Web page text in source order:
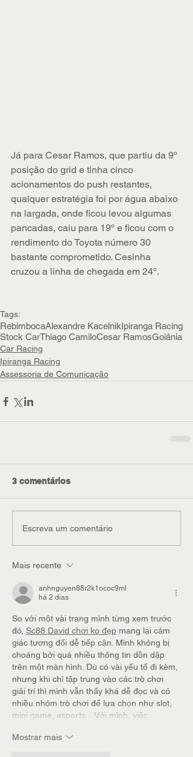
Já para Cesar Ramos, que partiu da 9º
posição do grid e tinha cinco
acionamentos do push restantes,
qualquer estratégia foi por água abaixo
na largada, onde ficou levou algumas
pancadas, caiu para 19º e ficou com o
rendimento do Toyota número 30
bastante comprometido. Cesinha
cruzou a linha de chegada em 24º.
Tags:
RebimbocaAlexandre KacelnikIpiranga Racing
Stock CarThiago CamiloCesar RamosGoiânia
Car Racing
Ipiranga Racing
Assessoria de Comunicação
3 comentários
Escreva um comentário
Mais recente
anhnguyen88r2k1ococ9ml
há 2 dias
So với một vài trang mình từng xem trước
đó, Sc88 David chơi ko đẹp mang lại cảm
giác tương đối dễ tiếp cận. Mình không bị
choáng bởi quá nhiều thông tin dồn dập
trên một màn hình. Dù có vài yếu tố đi kèm,
nhưng khi chỉ tập trung vào các trò chơi
giải trí thì mình vẫn thấy khá dễ đọc và có
nhiều nhóm trò chơi để lựa chọn như slot,
mini game, esports... Với mình, việc…
Mostrar mais